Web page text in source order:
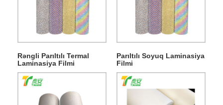
Rəngli Parıltılı Termal
Laminasiya Filmi
Parıltılı Soyuq Laminasiya
Filmi